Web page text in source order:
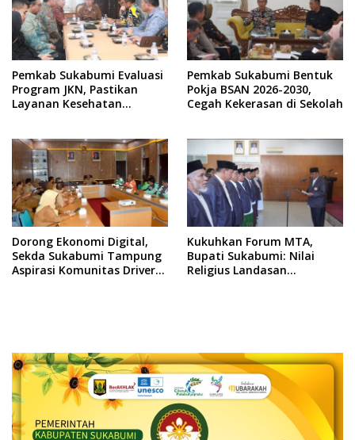
Pemkab Sukabumi Evaluasi
Program JKN, Pastikan
Layanan Kesehatan
Pemkab Sukabumi Bentuk
Pokja BSAN 2026-2030,
Cegah Kekerasan di Sekolah
Dorong Ekonomi Digital,
Sekda Sukabumi Tampung
Aspirasi Komunitas Driver
Kukuhkan Forum MTA,
Bupati Sukabumi: Nilai
Religius Landasan